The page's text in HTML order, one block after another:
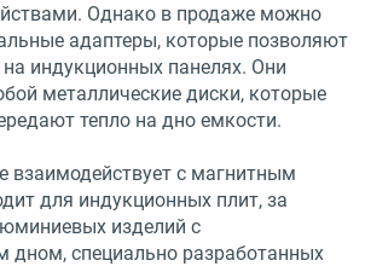
Однако в продаже можно
адаптеры, которые позволяют
на индукционных панелях. Они
металлические диски, которые
тепло на дно емкости.
взаимодействует с магнитным
для индукционных плит, за
изделий с
дном, специально разработанных